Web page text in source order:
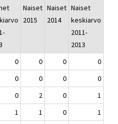
Naiset
2015
Naiset
2014
Naiset
keskiarvo
2011-
2013
0 0 0
0
0 0 0
0
0 2 0
1
1 1 0
1